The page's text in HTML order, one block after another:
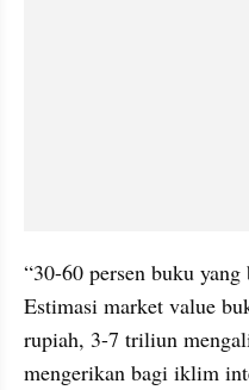
“30-60 persen buku
Estimasi market value
rupiah, 3-7 triliun
mengerikan bagi iklim